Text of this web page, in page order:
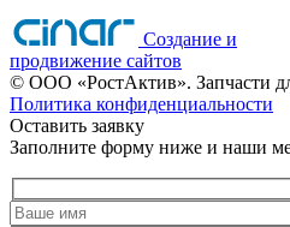
Создание и
продвижение сайтов
© ООО «РостАктив». Запчасти
Политика конфиденциальности
Оставить заявку
Заполните форму ниже и наши